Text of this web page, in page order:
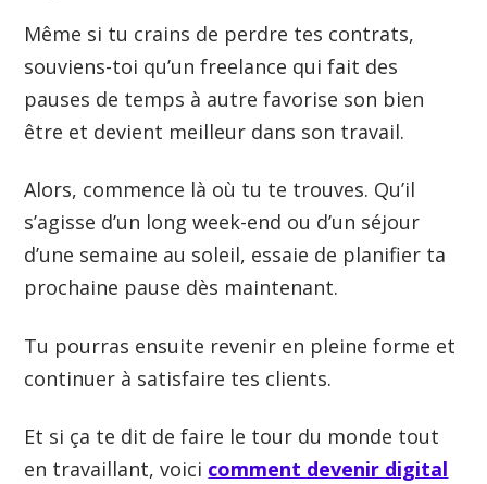
Même si tu crains de perdre tes contrats,
souviens-toi qu’un freelance qui fait des
pauses de temps à autre favorise son bien
être et devient meilleur dans son travail.
Alors, commence là où tu te trouves. Qu’il
s’agisse d’un long week-end ou d’un séjour
d’une semaine au soleil, essaie de planifier ta
prochaine pause dès maintenant.
Tu pourras ensuite revenir en pleine forme et
continuer à satisfaire tes clients.
Et si ça te dit de faire le tour du monde tout
en travaillant, voici comment devenir digital